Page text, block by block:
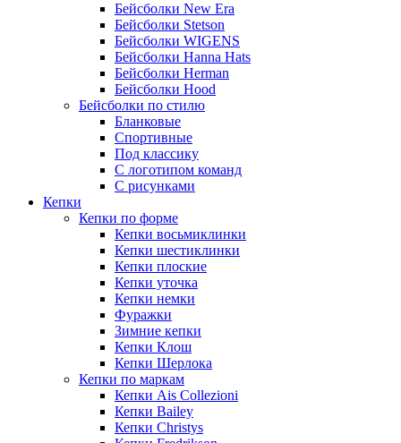
Бейсболки New Era
Бейсболки Stetson
Бейсболки WIGENS
Бейсболки Hanna Hats
Бейсболки Herman
Бейсболки Hood
Бейсболки по стилю
Бланковые
Спортивные
Под классику
С логотипом команд
С рисунками
Кепки
Кепки по форме
Кепки восьмиклинки
Кепки шестиклинки
Кепки плоские
Кепки уточка
Кепки немки
Фуражки
Зимние кепки
Кепки Клош
Кепки Шерлока
Кепки по маркам
Кепки Ais Collezioni
Кепки Bailey
Кепки Christys